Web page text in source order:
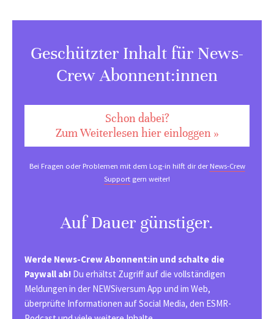
Geschützter Inhalt für News-
Crew Abonnent:innen
Schon dabei?
Zum Weiterlesen hier einloggen »
Bei Fragen oder Problemen mit dem Log-in hilft dir derNews-Crew
Support gern weiter!
Auf Dauer günstiger.
Werde News-Crew Abonnent:in und schalte die
Paywall ab! Du erhältst Zugriff auf die vollständigen
Meldungen in der NEWSiversum App und im Web,
überprüfte Informationen auf Social Media, den ESMR-